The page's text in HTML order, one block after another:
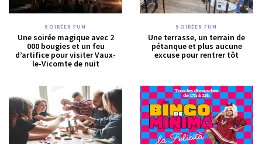
SOIRÉES FUN
Une soirée magique avec 2
000 bougies et un feu
d’artifice pour visiter Vaux-
le-Vicomte de nuit
SOIRÉES FUN
Une terrasse, un terrain de
pétanque et plus aucune
excuse pour rentrer tôt